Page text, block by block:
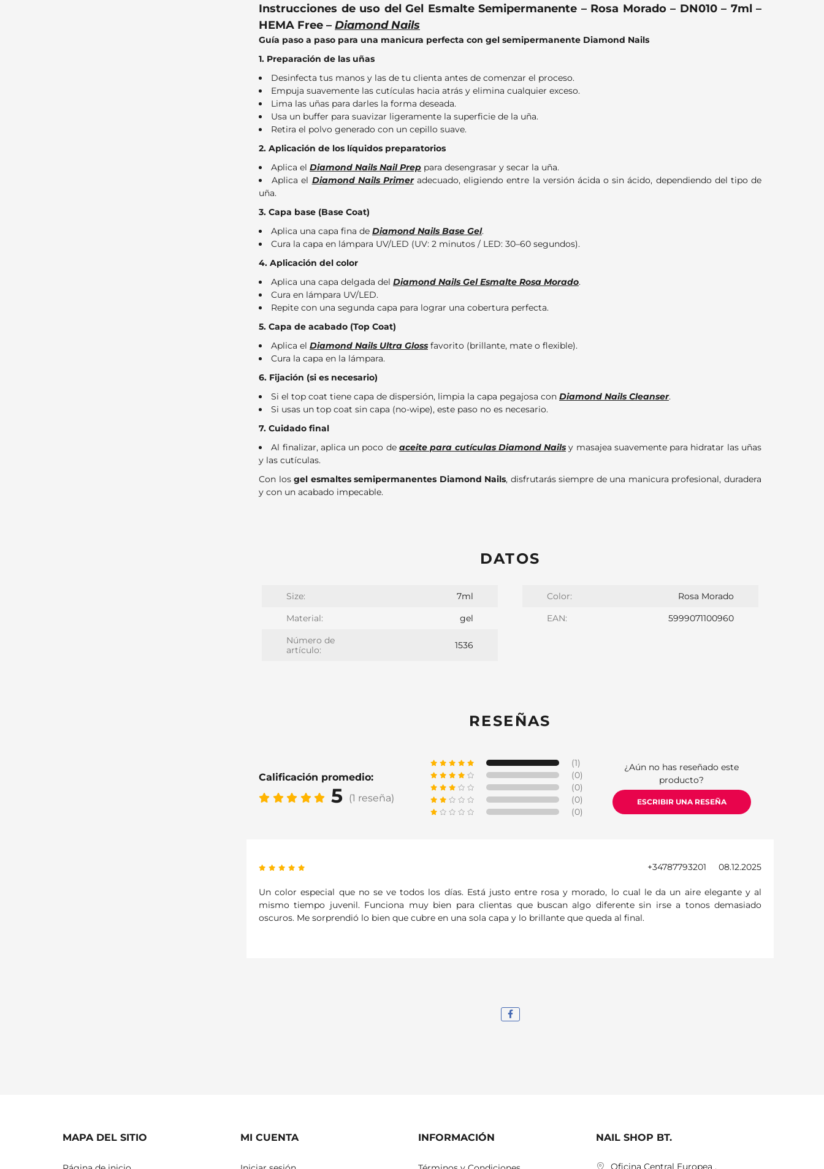
Instrucciones de uso del Gel Esmalte Semipermanente – Rosa Morado – DN010 – 7ml –
HEMA Free – Diamond Nails
Guía paso a paso para una manicura perfecta con gel semipermanente Diamond Nails
1. Preparación de las uñas
Desinfecta tus manos y las de tu clienta antes de comenzar el proceso.
Empuja suavemente las cutículas hacia atrás y elimina cualquier exceso.
Lima las uñas para darles la forma deseada.
Usa un buffer para suavizar ligeramente la superficie de la uña.
Retira el polvo generado con un cepillo suave.
2. Aplicación de los líquidos preparatorios
Aplica el Diamond Nails Nail Prep para desengrasar y secar la uña.
Aplica el Diamond Nails Primeradecuado, eligiendo entre la versión ácida o sin ácido, dependiendo del tipo de
uña.
3. Capa base (Base Coat)
Aplica una capa fina de Diamond Nails Base Gel.
Cura la capa en lámpara UV/LED (UV: 2 minutos / LED: 30–60 segundos).
4. Aplicación del color
Aplica una capa delgada del Diamond Nails Gel Esmalte Rosa Morado.
Cura en lámpara UV/LED.
Repite con una segunda capa para lograr una cobertura perfecta.
5. Capa de acabado (Top Coat)
Aplica el Diamond Nails Ultra Gloss favorito (brillante, mate o flexible).
Cura la capa en la lámpara.
6. Fijación (si es necesario)
Si el top coat tiene capa de dispersión, limpia la capa pegajosa con Diamond Nails Cleanser.
Si usas un top coat sin capa (no-wipe), este paso no es necesario.
7. Cuidado final
Al finalizar, aplica un poco de aceite para cutículas Diamond Nails y masajea suavemente para hidratar las uñas
y las cutículas.
Con losgel esmaltes semipermanentes Diamond Nails, disfrutarás siempre de una manicura profesional, duradera
y con un acabado impecable.
DATOS
Size: 7ml Color:
Rosa Morado
Material:
gel EAN:
5999071100960
Número de
artículo:
1536
RESEÑAS
Calificación promedio:
5 (1 reseña)
(1)
(0)
(0)
(0)
(0)
¿Aún no has reseñado este
producto?
ESCRIBIR UNA RESEÑA
+34787793201 08.12.2025
Un color especial que no se ve todos los días. Está justo entre rosa y morado, lo cual le da un aire elegante y al
mismo tiempo juvenil. Funciona muy bien para clientas que buscan algo diferente sin irse a tonos demasiado
oscuros. Me sorprendió lo bien que cubre en una sola capa y lo brillante que queda al final.
MAPA DEL SITIO MI CUENTA INFORMACIÓN NAIL SHOP BT.
Oficina Central Europea ,